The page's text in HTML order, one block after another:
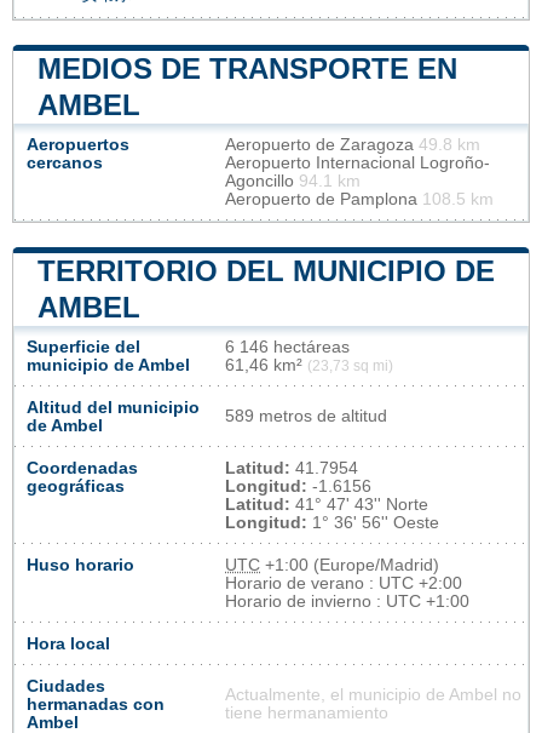
MEDIOS DE TRANSPORTE EN
AMBEL
Aeropuertos
cercanos
Aeropuerto de Zaragoza 49.8 km
Aeropuerto Internacional Logroño-
Agoncillo 94.1 km
Aeropuerto de Pamplona 108.5 km
TERRITORIO DEL MUNICIPIO DE
AMBEL
Superficie del
municipio de Ambel
6 146 hectáreas
61,46 km² (23,73 sq mi)
Altitud del municipio
de Ambel
589 metros de altitud
Coordenadas
geográficas
Latitud: 41.7954
Longitud: -1.6156
Latitud: 41° 47' 43'' Norte
Longitud: 1° 36' 56'' Oeste
Huso horario UTC +1:00 (Europe/Madrid)
Horario de verano : UTC +2:00
Horario de invierno : UTC +1:00
Hora local
Ciudades
hermanadas con
Ambel
Actualmente, el municipio de Ambel no
tiene hermanamiento